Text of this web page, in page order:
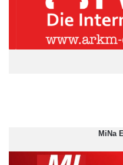
Einrichtung des ersten
„Wir brauchen Menschen,
Erhaltung der biologischen
dialogoffen bleiben. Ich
Auszeichnung hat unseren
uns, dass die unzähligen
MiNa